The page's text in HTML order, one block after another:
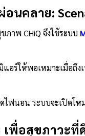
นคลาย:
าพ CHiQ จึงใช้ระบบ
อร์ให้พอเหมาะเมื่อถึง
ไฟนอน ระบบจะเปิดโห
พื่อสุขภาวะที่